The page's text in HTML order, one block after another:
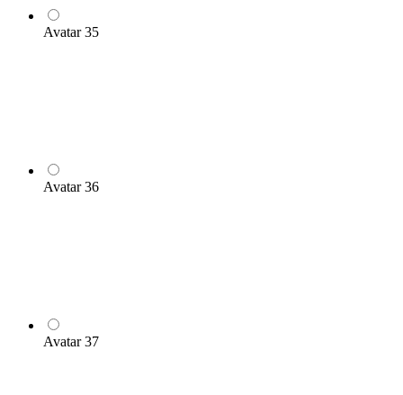
Avatar 35
Avatar 36
Avatar 37